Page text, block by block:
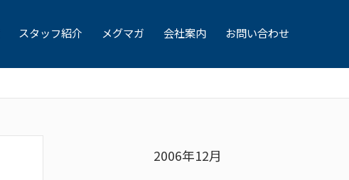
スタッフ紹介 メグマガ 会社案内 お問い合わせ
2006年12月